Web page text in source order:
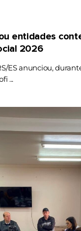
entidades
2026
ES anunciou,
...